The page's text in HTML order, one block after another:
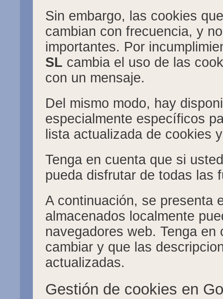
Sin embargo, las cookies
cambian con frecuencia, y
importantes. Por
SL cambia el uso de las
con un mensaje.
Del mismo modo, hay
especialmente específicos
lista actualizada de cookies
Tenga en cuenta que si
pueda disfrutar de todas las
A continuación, se presenta
almacenados localmente
navegadores web. Tenga
cambiar y que las
actualizadas.
Gestión de cookies en